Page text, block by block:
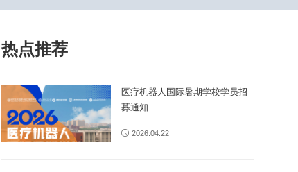
热点推荐
医疗机器人国际暑期学校学员招
募通知
2026.04.22